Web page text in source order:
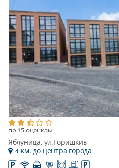
по 15 оценкам
Яблуница, ул.Горишкив
4 км. до центра города